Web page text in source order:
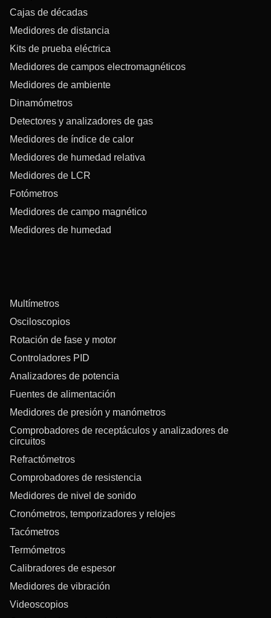
Cajas de décadas
Medidores de distancia
Kits de prueba eléctrica
Medidores de campos electromagnéticos
Medidores de ambiente
Dinamómetros
Detectores y analizadores de gas
Medidores de índice de calor
Medidores de humedad relativa
Medidores de LCR
Fotómetros
Medidores de campo magnético
Medidores de humedad
Multímetros
Osciloscopios
Rotación de fase y motor
Controladores PID
Analizadores de potencia
Fuentes de alimentación
Medidores de presión y manómetros
Comprobadores de receptáculos y analizadores de
circuitos
Refractómetros
Comprobadores de resistencia
Medidores de nivel de sonido
Cronómetros, temporizadores y relojes
Tacómetros
Termómetros
Calibradores de espesor
Medidores de vibración
Videoscopios